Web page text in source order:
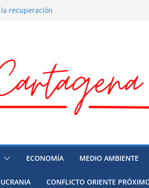
recuperación
región finalmente
ECONOMÍA MEDIO AMBIENTE
CONFLICTO ORIENTE